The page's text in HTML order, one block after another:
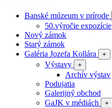
Banské múzeum v prírode
50.výročie expozície
Nový zámok
Starý zámok
Galéria Jozefa Kollára
+
Výstavy +
Archív výstav
Podujatia
Galerijný obchod
GaJK v médiách
+